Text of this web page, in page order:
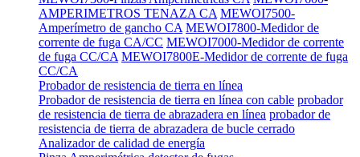
AMPERIMETROS TENAZA CA MEWOI7500-
Amperímetro de gancho CA MEWOI7800-Medidor de
corrente de fuga CA/CC MEWOI7000-Medidor de corrente
de fuga CC/CA MEWOI7800E-Medidor de corrente de fuga
CC/CA
Probador de resistencia de tierra en línea
Probador de resistencia de tierra en línea con cable probador
de resistencia de tierra de abrazadera en línea probador de
resistencia de tierra de abrazadera de bucle cerrado
Analizador de calidad de energía